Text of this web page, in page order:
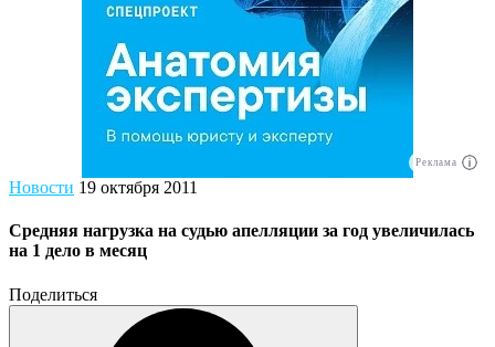
Реклама
Новости 19 октября 2011
Средняя нагрузка на судью апелляции за год увеличилась
на 1 дело в месяц
Поделиться